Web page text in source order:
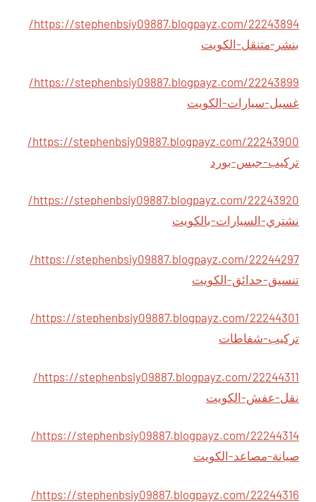
https://stephenbsiy09887.blogpayz.com/22243894/
بنشر-متنقل-الكويت
https://stephenbsiy09887.blogpayz.com/22243899/
غسيل-سيارات-الكويت
https://stephenbsiy09887.blogpayz.com/22243900/
تركيب-جبس-بورد
https://stephenbsiy09887.blogpayz.com/22243920/
نشتري-السيارات-بالكويت
https://stephenbsiy09887.blogpayz.com/22244297/
تنسيق-حدائق-الكويت
https://stephenbsiy09887.blogpayz.com/22244301/
تركيب-شفاطات
https://stephenbsiy09887.blogpayz.com/22244311/
نقل-عفش-الكويت
https://stephenbsiy09887.blogpayz.com/22244314/
صيانة-مصاعد-الكويت
https://stephenbsiy09887.blogpayz.com/22244316/